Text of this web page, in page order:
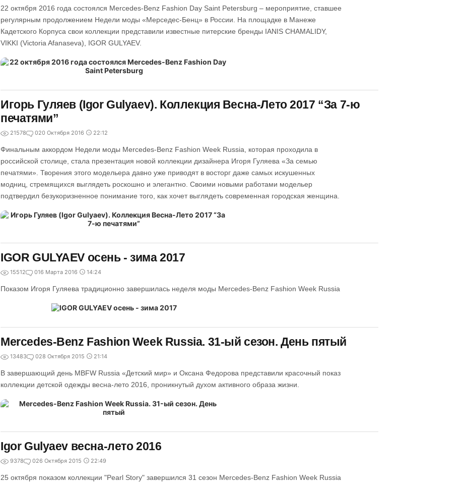
22 октября 2016 года состоялся Mercedes-Benz Fashion Day Saint Petersburg – мероприятие, ставшее
регулярным продолжением Недели моды «Мерседес-Бенц» в России. На площадке в Манеже
Кадетского Корпуса свои коллекции представили известные питерские бренды IANIS CHAMALIDY,
VIKKI (Victoria Afanaseva), IGOR GULYAEV.
Игорь Гуляев (Igor Gulyaev). Коллекция Весна-Лето 2017 “За 7-ю
печатями”
21578 020 Октября 2016 22:12
Финальным аккордом Недели моды Mercedes-Benz Fashion Week Russia, которая проходила в
российской столице, стала презентация новой коллекции дизайнера Игоря Гуляева «За семью
печатями». Творения этого модельера давно уже приводят в восторг даже самых искушенных
модниц, стремящихся выглядеть роскошно и элегантно. Своими новыми работами модельер
подтвердил безукоризненное понимание того, как хочет выглядеть современная городская женщина.
IGOR GULYAEV осень - зима 2017
15512 016 Марта 2016 14:24
Показом Игоря Гуляева традиционно завершилась неделя моды Mercedes-Benz Fashion Week Russia
Mercedes-Benz Fashion Week Russia. 31-ый сезон. День пятый
13483 028 Октября 2015 21:14
В завершающий день MBFW Russia «Детский мир» и Оксана Федорова представили красочный показ
коллекции детской одежды весна-лето 2016, проникнутый духом активного образа жизни.
Igor Gulyaev весна-лето 2016
9378 026 Октября 2015 22:49
25 октября показом коллекции "Pearl Story" завершился 31 сезон Mercedes-Benz Fashion Week Russia